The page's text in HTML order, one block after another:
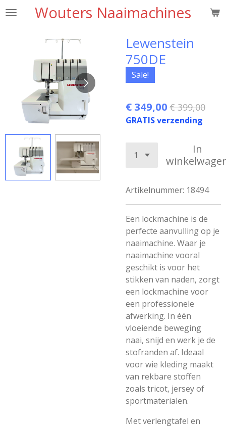
Ga
hoofdinhoud
Wouters Naaimachines
Lewenstein
750DE
Sale!
€ 349,00 € 399,00
GRATIS verzending
In
Artikelnummer: 18494
Een lockmachine is de
perfecte aanvulling op je
naaimachine. Waar je
naaimachine vooral
geschikt is voor het
stikken van naden, zorgt
een lockmachine voor
een professionele
afwerking. In één
vloeiende beweging
naai, snijd en werk je de
stofranden af. Ideaal
voor wie kleding maakt
van rekbare stoffen
zoals tricot, jersey of
sportmaterialen.
Met verlengtafel en